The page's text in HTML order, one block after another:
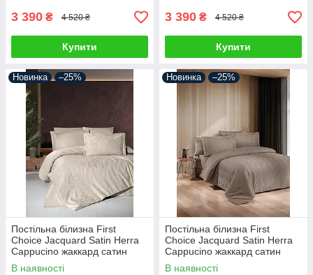
3 390 ₴ 4 520 ₴
Купити
3 390 ₴ 4 520 ₴
Купити
Новинка –25%
Постільна білизна First
Choice Jacquard Satin Herra
Cappucino жаккард сатин
сатин Туреччина 200х220см
В наявності
Новинка –25%
Постільна білизна First
Choice Jacquard Satin Herra
Cappucino жаккард сатин
сатин Туреччина 200х220см
В наявності